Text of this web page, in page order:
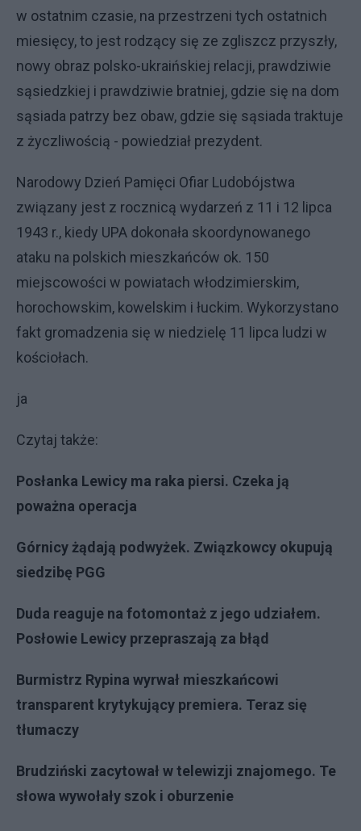
w ostatnim czasie, na przestrzeni tych ostatnich
miesięcy, to jest rodzący się ze zgliszcz przyszły,
nowy obraz polsko-ukraińskiej relacji, prawdziwie
sąsiedzkiej i prawdziwie bratniej, gdzie się na dom
sąsiada patrzy bez obaw, gdzie się sąsiada traktuje
z życzliwością - powiedział prezydent.
Narodowy Dzień Pamięci Ofiar Ludobójstwa
związany jest z rocznicą wydarzeń z 11 i 12 lipca
1943 r., kiedy UPA dokonała skoordynowanego
ataku na polskich mieszkańców ok. 150
miejscowości w powiatach włodzimierskim,
horochowskim, kowelskim i łuckim. Wykorzystano
fakt gromadzenia się w niedzielę 11 lipca ludzi w
kościołach.
ja
Czytaj także:
Posłanka Lewicy ma raka piersi. Czeka ją
poważna operacja
Górnicy żądają podwyżek. Związkowcy okupują
siedzibę PGG
Duda reaguje na fotomontaż z jego udziałem.
Posłowie Lewicy przepraszają za błąd
Burmistrz Rypina wyrwał mieszkańcowi
transparent krytykujący premiera. Teraz się
tłumaczy
Brudziński zacytował w telewizji znajomego. Te
słowa wywołały szok i oburzenie